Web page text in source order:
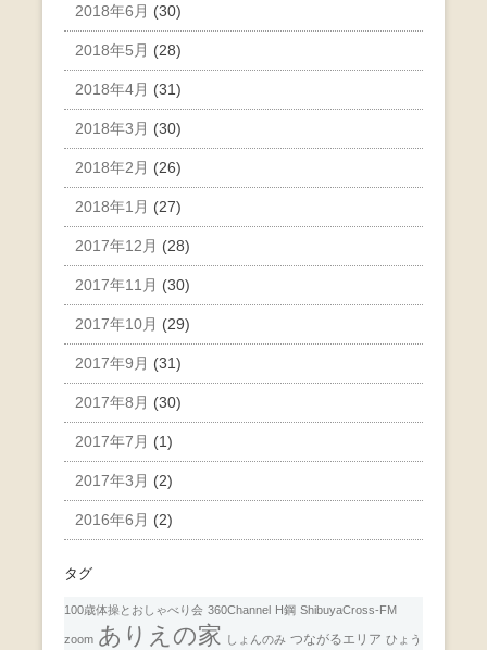
2018年6月 (30)
2018年5月 (28)
2018年4月 (31)
2018年3月 (30)
2018年2月 (26)
2018年1月 (27)
2017年12月 (28)
2017年11月 (30)
2017年10月 (29)
2017年9月 (31)
2017年8月 (30)
2017年7月 (1)
2017年3月 (2)
2016年6月 (2)
タグ
100歳体操とおしゃべり会 360Channel H鋼 ShibuyaCross-FM
zoom ありえの家 しょんのみ つながるエリア ひょう